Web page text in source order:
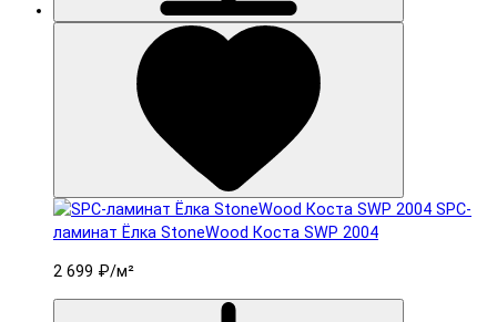
SPC-
ламинат Ëлка StoneWood Коста SWP 2004
2 699 ₽/м²